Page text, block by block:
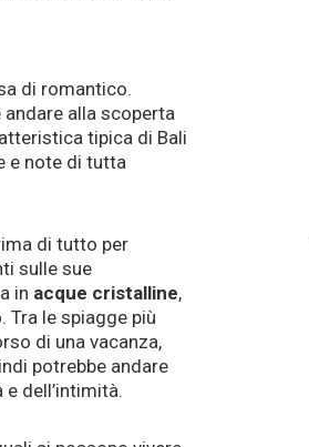
di romantico.
alla scoperta
tipica di Bali
e note di tutta
di tutto per
sulle sue
in acque cristalline,
Tra le spiagge più
di una vacanza,
potrebbe andare
dell’intimità.